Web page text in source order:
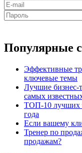
Популярные
Эффективные
ключевые темы
Лучшие бизнес-
самых
ТОП-10 лучших
года
Если вашему
Тренер по
продажам?